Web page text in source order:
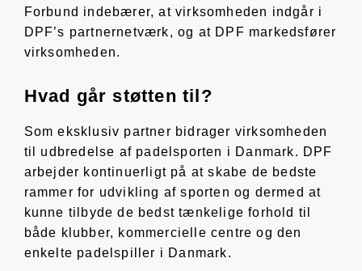
Forbund indebærer, at virksomheden indgår i
DPF’s partnernetværk, og at DPF markedsfører
virksomheden.
Hvad går støtten til?
Som eksklusiv partner bidrager virksomheden
til udbredelse af padelsporten i Danmark. DPF
arbejder kontinuerligt på at skabe de bedste
rammer for udvikling af sporten og dermed at
kunne tilbyde de bedst tænkelige forhold til
både klubber, kommercielle centre og den
enkelte padelspiller i Danmark.